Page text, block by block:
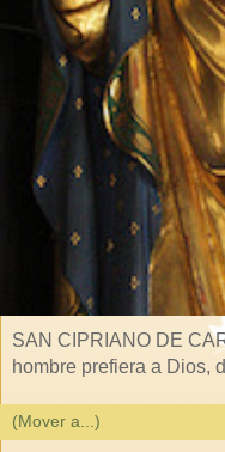
SAN CIPRIANO DE
hombre prefiera a Dios,